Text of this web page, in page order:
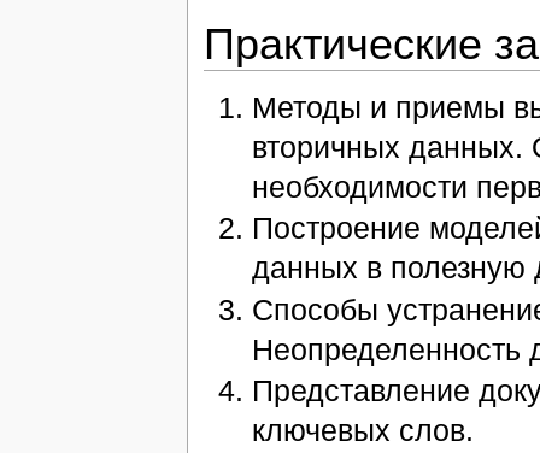
Практические
Методы и приемы
вторичных
необходимости
Построение
данных в
Способы
Неопределенность
Представление
ключевых слов.